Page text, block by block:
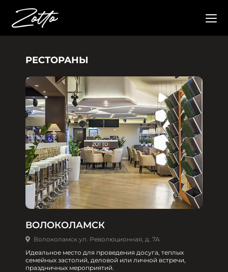
РЕСТОРАНЫ
ВОЛОКОЛАМСК
Волоколамск ул. Революционная, д. 7А
Идеальное место для проведения досуга, теплых
семейных застолий, деловой или личной встречи,
праздничных мероприятий.